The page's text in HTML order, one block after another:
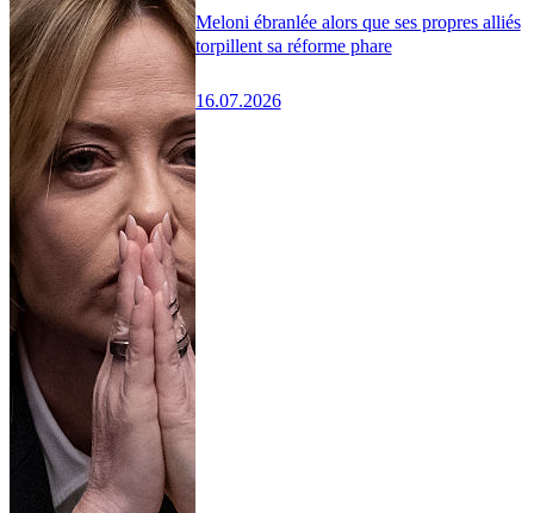
Meloni ébranlée alors que ses propres alliés
torpillent sa réforme phare
16.07.2026